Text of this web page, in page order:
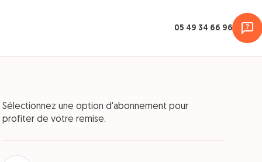
05 49 34 66 96
Sélectionnez une option d'abonnement pour
profiter de votre remise.